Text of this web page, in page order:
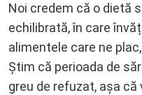
Noi credem că o dietă
echilibrată, în care
alimentele care ne
Știm că perioada de
greu de refuzat, așa